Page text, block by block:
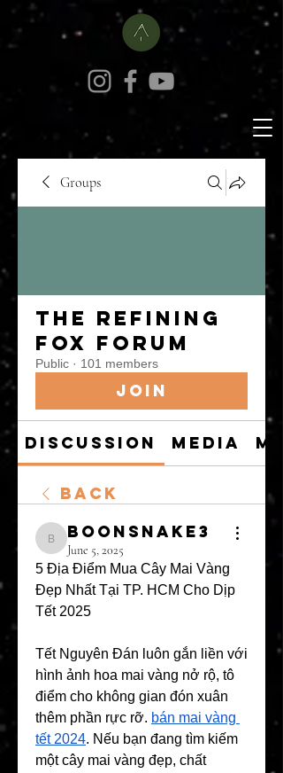
Groups
The Refining
Fox Forum
Public · 101 members
Join
Discussion Media
Back
boonsnake3
boonsnake3
June 5, 2025
5 Địa Điểm Mua Cây Mai Vàng
Đẹp Nhất Tại TP. HCM Cho Dịp
Tết 2025
Tết Nguyên Đán luôn gắn liền với
hình ảnh hoa mai vàng nở rộ, tô
điểm cho không gian đón xuân
thêm phần rực rỡ. bán mai vàng
tết 2024. Nếu bạn đang tìm kiếm
một cây mai vàng đẹp, chất